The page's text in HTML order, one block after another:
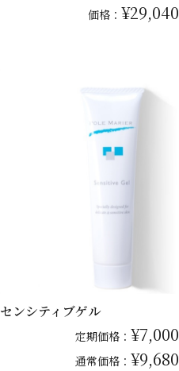
価格： ¥29,040
センシティブゲル
定期価格： ¥7,000
通常価格： ¥9,680